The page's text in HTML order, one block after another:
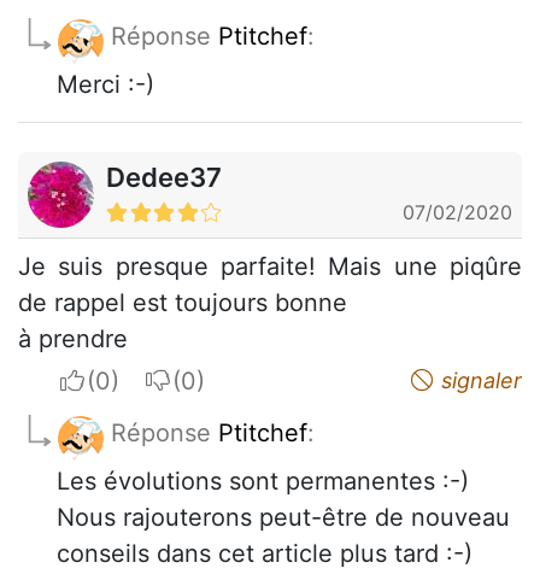
Réponse Ptitchef:
Merci :-)
Dedee37
07/02/2020
Je suis presque parfaite! Mais une piqûre
de rappel est toujours bonne
à prendre
I apreciateI do not appreciate signaler
Réponse Ptitchef:
Les évolutions sont permanentes :-)
Nous rajouterons peut-être de nouveau
conseils dans cet article plus tard :-)